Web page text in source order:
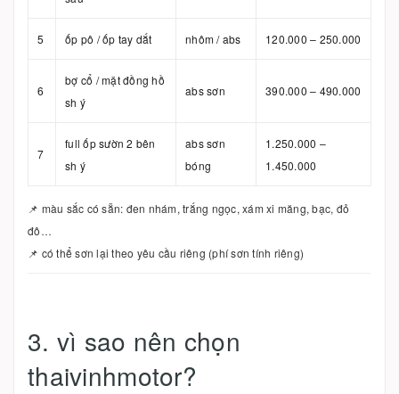
5 ốp pô / ốp tay dắt nhôm / abs 120.000 – 250.000
6
bợ cổ / mặt đồng hồ
sh ý
abs sơn 390.000 – 490.000
7
full ốp sườn 2 bên
sh ý
abs sơn
bóng
1.250.000 –
1.450.000
📌 màu sắc có sẵn: đen nhám, trắng ngọc, xám xi măng, bạc, đỏ
đô…
📌 có thể sơn lại theo yêu cầu riêng (phí sơn tính riêng)
3. vì sao nên chọn
thaivinhmotor?